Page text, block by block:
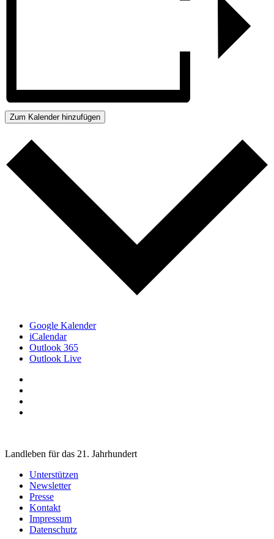
Zum Kalender hinzufügen
Google Kalender
iCalendar
Outlook 365
Outlook Live
Landleben für das 21. Jahrhundert
Unterstützen
Newsletter
Presse
Kontakt
Impressum
Datenschutz